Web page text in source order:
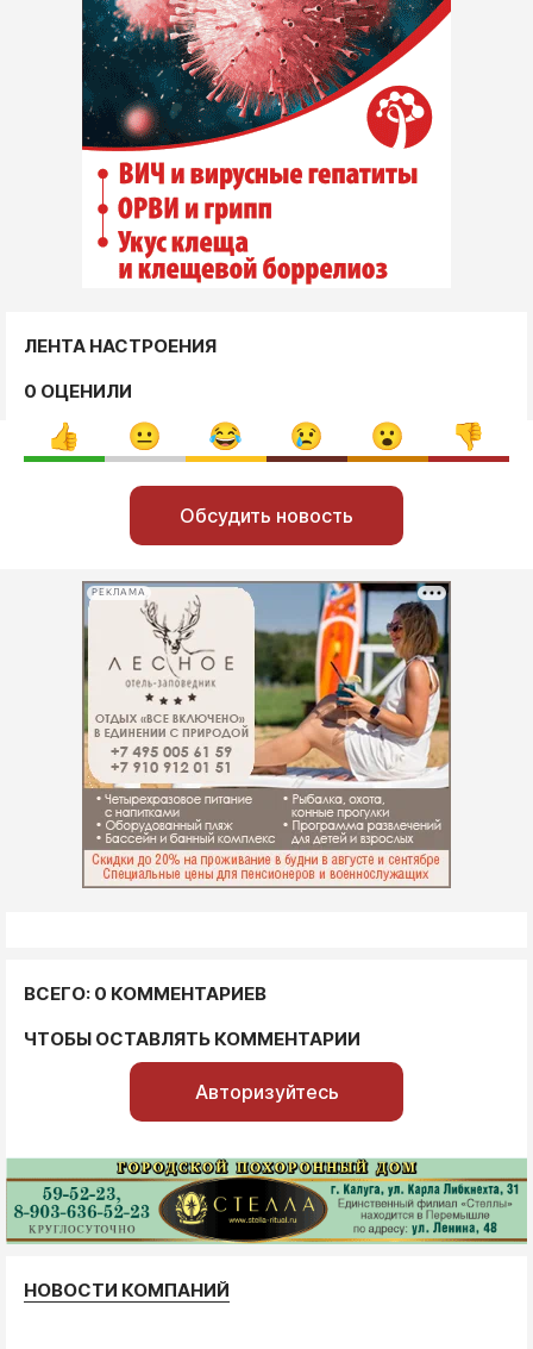
ЛЕНТА НАСТРОЕНИЯ
0 ОЦЕНИЛИ
Обсудить новость
РЕКЛАМА
ВСЕГО: 0 КОММЕНТАРИЕВ
ЧТОБЫ ОСТАВЛЯТЬ КОММЕНТАРИИ
Авторизуйтесь
НОВОСТИ КОМПАНИЙ